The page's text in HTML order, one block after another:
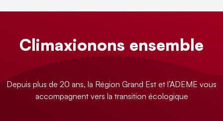
Climaxionons ensemble
Depuis plus de 20 ans, la Région Grand Est et l’ADEME vous
accompagnent vers la transition écologique